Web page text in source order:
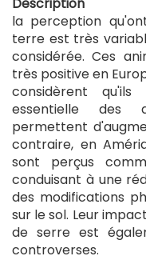
la perception
terre est très
considérée. Ces
très positive en
considèrent qu'ils
essentielle des
permettent
contraire, en
sont perçus
conduisant à une
des modifications
sur le sol. Leur
de serre est
controverses.